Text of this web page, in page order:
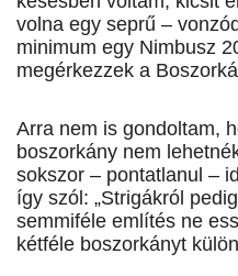
volna egy seprű –
minimum egy Nimbusz
megérkezzek a
Arra nem is gondoltam,
boszorkány nem
sokszor – pontatlanul –
így szól: „Strigákról
semmiféle említés ne
kétféle boszorkányt